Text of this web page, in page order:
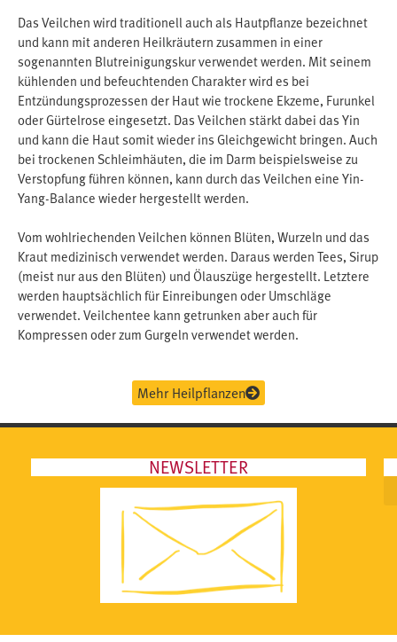
Das Veilchen wird traditionell auch als Hautpflanze bezeichnet
und kann mit anderen Heilkräutern zusammen in einer
sogenannten Blutreinigungskur verwendet werden. Mit seinem
kühlenden und befeuchtenden Charakter wird es bei
Entzündungsprozessen der Haut wie trockene Ekzeme, Furunkel
oder Gürtelrose eingesetzt. Das Veilchen stärkt dabei das Yin
und kann die Haut somit wieder ins Gleichgewicht bringen. Auch
bei trockenen Schleimhäuten, die im Darm beispielsweise zu
Verstopfung führen können, kann durch das Veilchen eine Yin-
Yang-Balance wieder hergestellt werden.
Vom wohlriechenden Veilchen können Blüten, Wurzeln und das
Kraut medizinisch verwendet werden. Daraus werden Tees, Sirup
(meist nur aus den Blüten) und Ölauszüge hergestellt. Letztere
werden hauptsächlich für Einreibungen oder Umschläge
verwendet. Veilchentee kann getrunken aber auch für
Kompressen oder zum Gurgeln verwendet werden.
Mehr Heilpflanzen
NEWSLETTER